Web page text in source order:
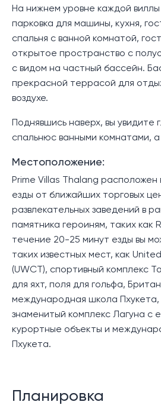
На нижнем уровне каждой виллы
парковка для машины, кухня,
спальня с ванной комнатой,
открытое пространство с
с видом на частный бассейн.
прекрасной террасой для
воздухе.
Поднявшись наверх, вы увидите
спальнюс ванными комнатами,
Местоположение:
Prime Villas Thalang расположен
езды от ближайших торговых
развлекательных заведений в
памятника героиням, таких как
течение 20-25 минут езды вы
таких известных мест, как
(UWCT), спортивный комплекс
для яхт, поля для гольфа,
международная школа Пхукета,
знаменитый комплекс Лагуна с
курортные объекты и
Пхукета.
Планировка